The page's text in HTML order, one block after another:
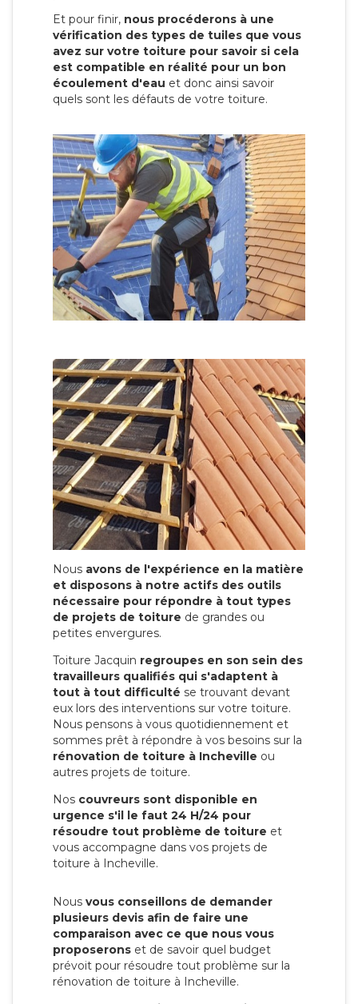
Et pour finir, nous procéderons à une
vérification des types de tuiles que vous
avez sur votre toiture pour savoir si cela
est compatible en réalité pour un bon
écoulement d'eau et donc ainsi savoir
quels sont les défauts de votre toiture.
Nous avons de l'expérience en la matière
et disposons à notre actifs des outils
nécessaire pour répondre à tout types
de projets de toiture de grandes ou
petites envergures.
Toiture Jacquin regroupes en son sein des
travailleurs qualifiés qui s'adaptent à
tout à tout difficulté se trouvant devant
eux lors des interventions sur votre toiture.
Nous pensons à vous quotidiennement et
sommes prêt à répondre à vos besoins sur la
rénovation de toiture à Incheville ou
autres projets de toiture.
Nos couvreurs sont disponible en
urgence s'il le faut 24 H/24 pour
résoudre tout problème de toiture et
vous accompagne dans vos projets de
toiture à Incheville.
Nous vous conseillons de demander
plusieurs devis afin de faire une
comparaison avec ce que nous vous
proposerons et de savoir quel budget
prévoit pour résoudre tout problème sur la
rénovation de toiture à Incheville.